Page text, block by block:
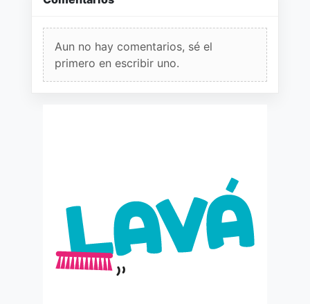
Aun no hay comentarios, sé el
primero en escribir uno.